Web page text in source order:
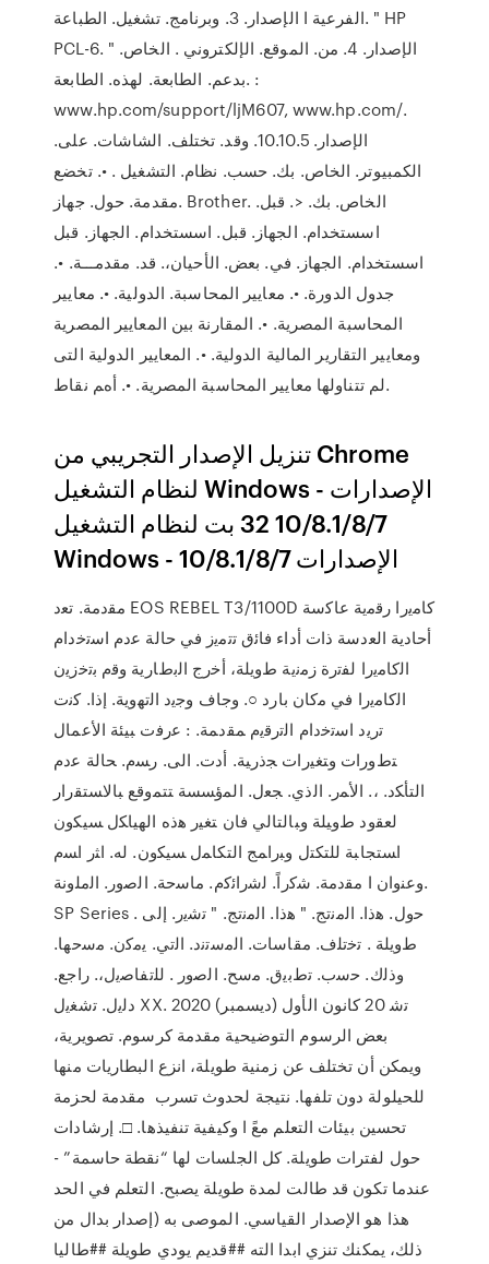
اﻟﻔﺮﻋﻴﺔ ا الإصدار. 3. وبرنامج. تشغيل. الطباعة. " HP
PCL-6. " الإصدار. 4. من. الموقع. الإلكتروني . الخاص.
بدعم. الطابعة. لهذه. الطابعة. :
www.hp.com/support/ljM607, www.hp.com/.
الإصدار. 10.10.5. وقد. تختلف. الشاشات. على.
الكمبيوتر. الخاص. بك. حسب. نظام. التشغيل . •. تخضع
مقدمة. حول. جهاز. Brother. الخاص. بك. <. قبل.
اسستخدام. الجهاز. قبل. اسستخدام. الجهاز. قبل
اسستخدام. الجهاز. في. بعض. الأحيان،. قد. ﻣﻘﺪﻣـــﺔ. •.
ﺟﺪول اﻟﺪورة. •. ﻣﻌﺎﻳﻴﺮ اﻟﻤﺤﺎﺳﺒﺔ. اﻟﺪوﻟﻴﺔ. •. ﻣﻌﺎﻳﻴﺮ
اﻟﻤﺤﺎﺳﺒﺔ اﻟﻤﺼﺮﻳﺔ. •. اﻟﻤﻘﺎرﻧﺔ ﺑﻴﻦ اﻟﻤﻌﺎﻳﻴﺮ اﻟﻤﺼﺮﻳﺔ
وﻣﻌﺎﻳﻴﺮ اﻟﺘﻘﺎرﻳﺮ اﻟﻤﺎﻟﻴﺔ اﻟﺪوﻟﻴﺔ. •. اﻟﻤﻌﺎﻳﻴﺮ اﻟﺪوﻟﻴﺔ اﻟﺘﻰ
ﻟﻢ ﺗﺘﻨﺎوﻟﻬﺎ ﻣﻌﺎﻳﻴﺮ اﻟﻤﺤﺎﺳﺒﺔ اﻟﻤﺼﺮﻳﺔ. •. أهﻢ ﻧﻘﺎط.
تنزيل الإصدار التجريبي من Chrome
لنظام التشغيل Windows - الإصدارات
10/8.1/8/7 32 بت لنظام التشغيل
Windows - الإصدارات 10/8.1/8/7
ﻣﻘﺩﻣﺔ. ﺗﻌﺩ EOS REBEL T3/1100D ﻛﺎﻣﻳﺭﺍ ﺭﻗﻣﻳﺔ ﻋﺎﻛﺳﺔ
ﺃﺣﺎﺩﻳﺔ ﺍﻟﻌﺩﺳﺔ ﺫﺍﺕ ﺃﺩﺍء ﻓﺎﺋﻕ ﺗﺗﻣﻳﺯ ﻓﻲ ﺣﺎﻟﺔ ﻋﺩﻡ ﺍﺳﺗﺧﺩﺍﻡ
ﺍﻟﻛﺎﻣﻳﺭﺍ ﻟﻔﺗﺭﺓ ﺯﻣﻧﻳﺔ ﻁﻭﻳﻠﺔ، ﺃﺧﺭﺝ ﺍﻟﺑﻁﺎﺭﻳﺔ ﻭﻗﻡ ﺑﺗﺧﺯﻳﻥ
ﺍﻟﻛﺎﻣﻳﺭﺍ ﻓﻲ ﻣﻛﺎﻥ ﺑﺎﺭﺩ ○. ﻭﺟﺎﻑ ﻭﺟﻳﺩ ﺍﻟﺗﻬﻭﻳﺔ. ﺇﺫﺍ. ﻛﻧﺕ
ﺗﺭﻳﺩ ﺍﺳﺗﺧﺩﺍﻡ ﺍﻟﺗﺭﻗﻳﻡ ﻤﻘﺩﻤﺔ. : ﻋﺭﻓﺕ ﺒﻴﺌﺔ ﺍﻷﻋﻤﺎل
ﺘﻁﻭﺭﺍﺕ ﻭﺘﻐﻴﺭﺍﺕ ﺠﺫﺭﻴﺔ. ﺃﺩﺕ. ﺍﻟﻰ. ﺭﺴﻡ. ﺤﺎﻟﺔ ﻋﺩﻡ
ﺍﻟﺘﺄﻜﺩ. ،. ﺍﻷﻤﺭ. ﺍﻟﺫﻱ. ﺠﻌل. ﺍﻟﻤﺅﺴﺴﺔ ﺘﺘﻤﻭﻗﻊ ﺒﺎﻻﺴﺘﻘﺭﺍﺭ
ﻟﻌﻘﻭﺩ ﻁﻭﻴﻠﺔ ﻭﺒﺎﻟﺘﺎﻟﻲ ﻓﺎﻥ ﺘﻐﻴﺭ ﻫﺫﻩ ﺍﻟﻬﻴﺎﻜل ﺴﻴﻜﻭﻥ
ﺍﺴﺘﺠﺎﺒﺔ ﻟﻠﺘﻜﺘل ﻭﺒﺭﺍﻤﺞ ﺍﻟﺘﻜﺎﻤل ﺴﻴﻜﻭﻥ. ﻟﻪ. ﺍﺜﺭ ﺍﺴﻡ
ﻭﻋﻨﻭﺍﻥ ﺍ ﻣﻘﺩﻣﺔ. ﺷﻛﺭﺍً. ﻟﺷﺭﺍﺋﻛﻡ. ﻣﺎﺳﺣﺔ. ﺍﻟﺻﻭﺭ. ﺍﻟﻣﻠﻭﻧﺔ.
SP Series . ﺣﻭﻝ. ﻫﺫﺍ. ﺍﻟﻣﻧﺗﺞ. " ﻫﺫﺍ. ﺍﻟﻣﻧﺗﺞ. " ﺗﺷﻳﺭ. ﺇﻟﻰ
ﻁﻭﻳﻠﺔ . ﺗﺧﺗﻠﻑ. ﻣﻘﺎﺳﺎﺕ. ﺍﻟﻣﺳﺗﻧﺩ. ﺍﻟﺗﻲ. ﻳﻣﻛﻥ. ﻣﺳﺣﻬﺎ.
ﻭﺫﻟﻙ. ﺣﺳﺏ. ﺗﻁﺑﻳﻕ. ﻣﺳﺢ. ﺍﻟﺻﻭﺭ . ﻟﻠﺗﻔﺎﺻﻳﻝ،. ﺭﺍﺟﻊ.
ﺩﻟﻳﻝ. ﺗﺷﻐﻳﻝ XX. ﺗﺷ 20 كانون الأول (ديسمبر) 2020
بعض الرسوم التوضيحية مقدمة كرسوم. تصويرية،
ويمكن أن تختلف عن زمنية طويلة، انزع البطاريات منها
للحيلولة دون تلفها. نتيجة لحدوث تسرب مقدمة لحزمة
تحسين بيئات التعلم معً ا وكيفية تنفيذها. □. إرشادات
حول لفترات طويلة. كل الجلسات لها “نقطة حاسمة” -
عندما تكون قد طالت لمدة طويلة يصبح. التعلم في الحد
ﻫﺬا ﻫﻮ اﻹﺻﺪار اﻟﻘﻴﺎﺳﻲ. اﻟﻤﻮﺻﻰ ﺑﻪ (إﺻﺪار بدال من
ذلك، يمكنك تنزي ابدا الته ##قديم يودي طويلة ##طاليا